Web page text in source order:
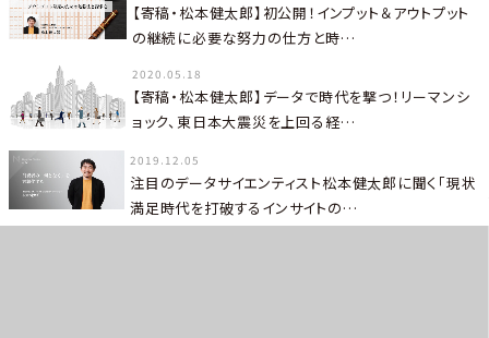
【寄稿・松本健太郎】初公開！インプット＆アウトプット
の継続に必要な努力の仕方と時…
2020.05.18
【寄稿・松本健太郎】データで時代を撃つ！リーマンシ
ョック、東日本大震災を上回る経…
2019.12.05
注目のデータサイエンティスト松本健太郎に聞く「現状
満足時代を打破するインサイトの…